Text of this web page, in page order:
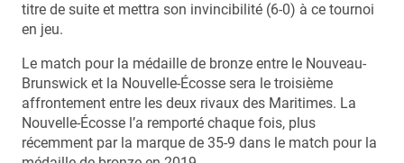
titre de suite et mettra son invincibilité (6-0) à ce tournoi
en jeu.
Le match pour la médaille de bronze entre le Nouveau-
Brunswick et la Nouvelle-Écosse sera le troisième
affrontement entre les deux rivaux des Maritimes. La
Nouvelle-Écosse l’a remporté chaque fois, plus
récemment par la marque de 35-9 dans le match pour la